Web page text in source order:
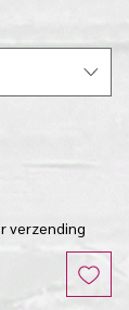
verzending